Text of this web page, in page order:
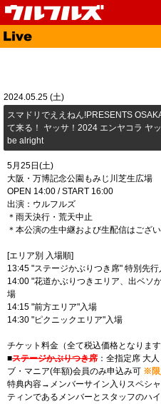
Top
Profile
Fanclub
Contact
2024.05.25 (土)
スマドリでええねん!PRESENTS
て来る！ ヤッサ！2024 エンヤコラ ヤ
be alright
5月25日(土)
大阪・万博記念公園もみじ川芝生広場
OPEN 14:00 / START 16:00
出演：ウルフルズ
＊雨天決行・荒天中止
＊本公演の生中継および生配信はござい
[エリア別 入場順]
13:45 "ステージかぶりつき席" 特別先行
14:00 "花道かぶりつきエリア、出ベソ
場
14:15 "前方エリア"入場
14:30 "ピクニックエリア"入場
チケット料金（全て税込価格となります
■ステージかぶりつき席 ：全指定席 大
ブ・マニア(年額)会員のみ申込み可 ※限
特典内容→メンバーサイン入りスペシ
ティンであるメンバーとスタッフのハ